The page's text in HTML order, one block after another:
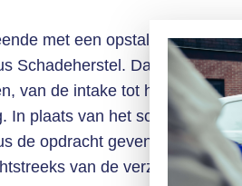
met een opstal- en/of
Schadeherstel. Dat bedrijf
van de intake tot het
In plaats van het
de opdracht geven om de
van de verzekeraar